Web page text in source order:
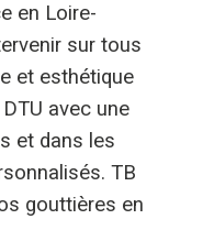
en Loire-
sur tous
et esthétique
avec une
et dans les
TB
gouttières en